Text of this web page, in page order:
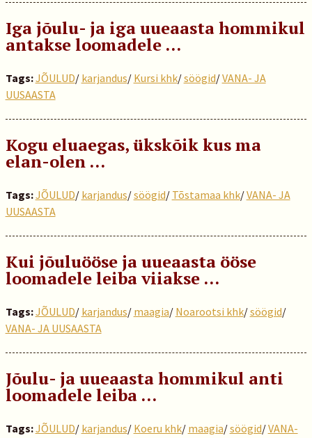
Iga jõulu- ja iga uueaasta hommikul
antakse loomadele …
Tags:JÕULUD/ karjandus/ Kursi khk/söögid/VANA- JA
UUSAASTA
Kogu eluaegas, ükskõik kus ma
elan-olen …
Tags:JÕULUD/ karjandus/söögid/ Tõstamaa khk/VANA- JA
UUSAASTA
Kui jõuluööse ja uueaasta ööse
loomadele leiba viiakse …
Tags:JÕULUD/ karjandus/ maagia/ Noarootsi khk/söögid/
VANA- JA UUSAASTA
Jõulu- ja uueaasta hommikul anti
loomadele leiba …
Tags:JÕULUD/ karjandus/ Koeru khk/ maagia/söögid/VANA-